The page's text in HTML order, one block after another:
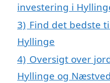
investering i
3) Find det bedste
Hyllinge
4) Oversigt over
Hyllinge og